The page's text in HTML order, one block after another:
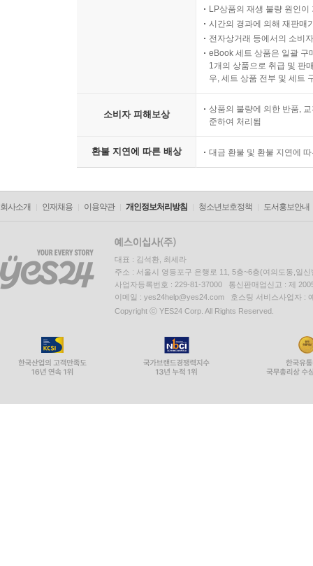
LP상품의 재생 불량 원인
시간의 경과에 의해 재판매
전자상거래 등에서의 소비
eBook 세트 상품은 일괄 구
1개의 상품으로 취급 및 판
우, 세트 상품 전부 및 세트
소비자 피해보상
상품의 불량에 의한 반품,
준하여 처리됨
환불 지연에 따른 배상 대금 환불 및 환불 지연에
회사소개 인재채용 이용약관 개인정보처리방침 청소년보호정책 도서홍보안내
대표 : 김석환, 최세라
주소 : 서울시 영등포구 은행로 11, 5층~6층(여의도동,일신
사업자등록번호 : 229-81-37000 통신판매업신고 : 제
이메일 : yes24help@yes24.com 호스팅 서비스사업자 :
Copyright ⓒ YES24 Corp. All Rights Reserved.